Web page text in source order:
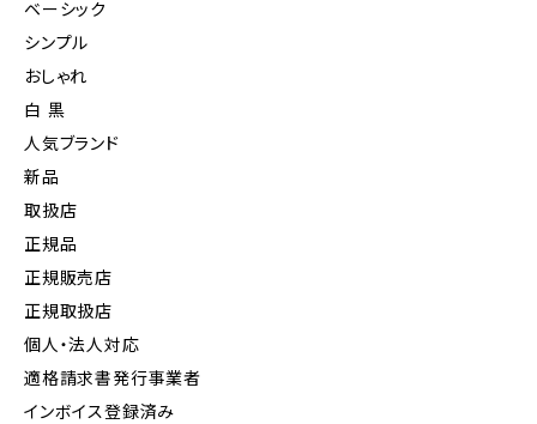
ベーシック
シンプル
おしゃれ
白 黒
人気ブランド
新品
取扱店
正規品
正規販売店
正規取扱店
個人・法人対応
適格請求書発行事業者
インボイス登録済み